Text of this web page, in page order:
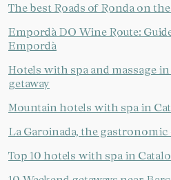
The best Roads of Ronda on
Empordà DO Wine Route:
Empordà
Hotels with spa and massage
getaway
Mountain hotels with spa in
La Garoinada, the gastronomic
Top 10 hotels with spa in